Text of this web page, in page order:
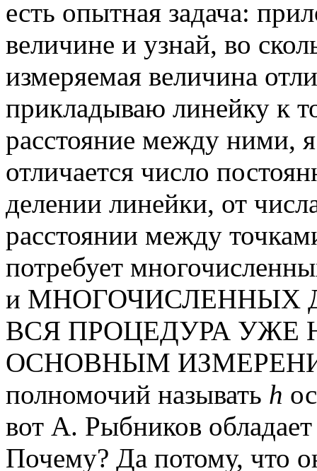
есть опытная задача:
величине и узнай, во
измеряемая величина
прикладываю линейку к
расстояние между ними,
отличается число
делении линейки, от
расстоянии между
потребует
и МНОГОЧИСЛЕННЫХ
ВСЯ ПРОЦЕДУРА УЖЕ
ОСНОВНЫМ
полномочий называть h
вот А. Рыбников
Почему? Да потому, что